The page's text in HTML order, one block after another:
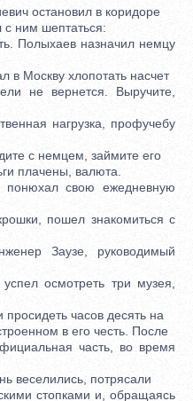
остановил в коридоре
ним шептаться:
Полыхаев назначил немцу
в Москву хлопотать насчет
не вернется. Выручите,
нагрузка, профучебу
с немцем, займите его
плачены, валюта.
свою ежедневную
пошел знакомиться с
Заузе, руководимый
осмотреть три музея,
часов десять на
в его честь. После
часть, во время
веселились, потрясали
стопками и, обращаясь